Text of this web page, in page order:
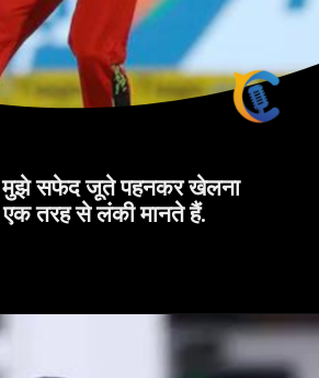
मुझे सफेद जूते पहनकर खेलना
तरह से लंकी मानते हैं.